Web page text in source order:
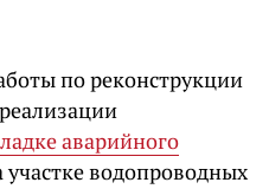
по реконструкции
аварийного
водопроводных